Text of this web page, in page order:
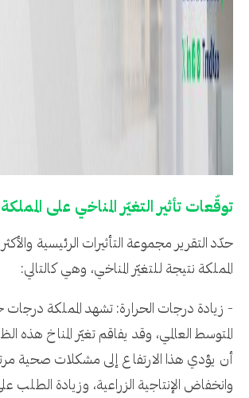
توقّعات تأثير التغيّر المناخي على المملكة
حدّد التقرير مجموعة التأثيرات الرئيسية
المملكة نتيجة للتغيّر المناخي، وهي كالتالي:
- زيادة درجات الحرارة: تشهد المملكة درجات
المتوسط العالمي، وقد يفاقم تغيّر المناخ هذه
أن يؤدي هذا الارتفاع إلى مشكلات صحية
وانخفاض الإنتاجية الزراعية، وزيادة الطلب